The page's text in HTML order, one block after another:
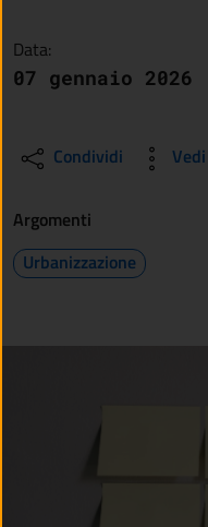
Data:
07 gennaio 2026
Condividi
Argomenti
Urbanizzazione